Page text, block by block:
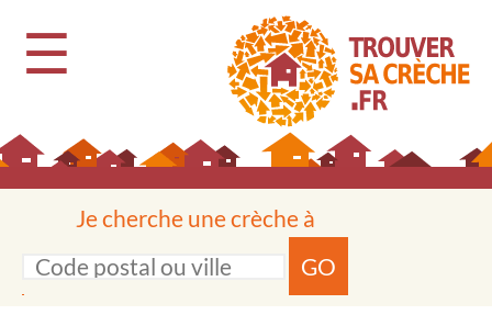
☰
Je cherche une crèche à
GO